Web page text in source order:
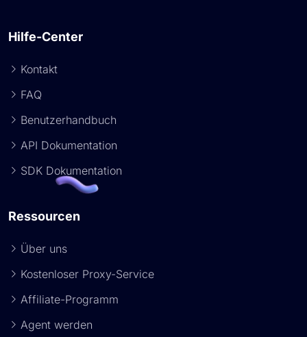
Hilfe-Center
Kontakt
FAQ
Benutzerhandbuch
API Dokumentation
SDK Dokumentation
Ressourcen
Über uns
Kostenloser Proxy-Service
Affiliate-Programm
Agent werden